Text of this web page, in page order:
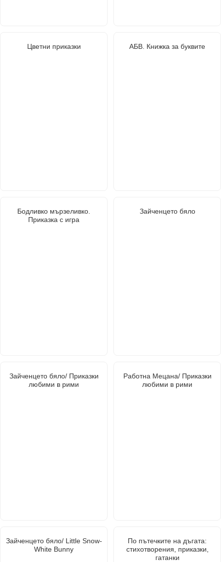
Цветни приказки АБВ. Книжка за буквите
Бодливко мързеливко.
Приказка с игра
Зайченцето бяло
Зайченцето бяло/ Приказки
любими в рими
Работна Мецана/ Приказки
любими в рими
Зайченцето бяло/ Little Snow-
White Bunny
По пътечките на дъгата:
стихотворения, приказки,
гатанки